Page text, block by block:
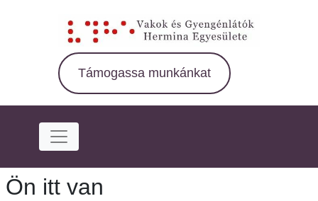
Támogassa munkánkat
Ön itt van